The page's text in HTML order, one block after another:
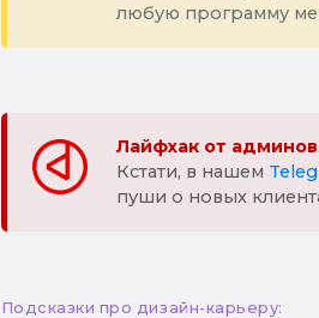
любую программу
Лайфхак от
Кстати, в нашем
пуши о новых
Подсказки про дизайн-карьеру: